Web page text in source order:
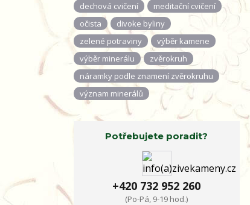
dechová cvičení
meditační cvičení
očista
divoke byliny
zelené potraviny
výběr kamene
výběr minerálu
zvěrokruh
náramky podle znamení zvěrokruhu
význam minerálů
Potřebujete poradit?
+420 732 952 260
(Po-Pá, 9-19 hod.)